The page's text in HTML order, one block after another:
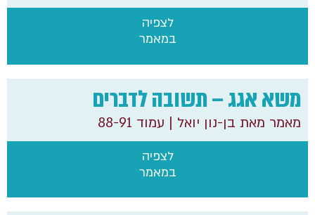
לצפיה
במאמר
לצפיה
במאמר
משא אגג – תשובה לדברים
מאמר מאת בן-נון יואל | עמוד 88-91